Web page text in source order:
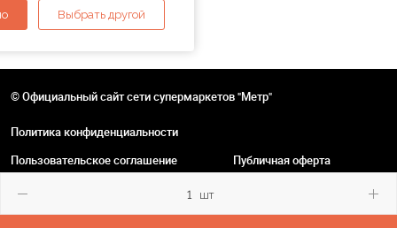
шт
Выбрать другой
© Официальный сайт сети супермаркетов "Метр"
Политика конфиденциальности
Пользовательское соглашение
Публичная оферта